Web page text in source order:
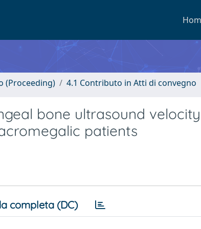
(Proceeding) 4.1 Contributo in Atti di convegno
bone ultrasound
patients
completa (DC)